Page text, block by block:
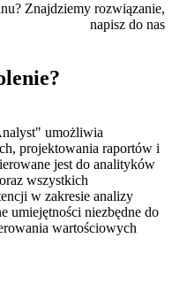
Znajdziemy rozwiązanie,
napisz do nas
umożliwia
projektowania raportów i
jest do analityków
wszystkich
w zakresie analizy
umiejętności niezbędne do
wartościowych